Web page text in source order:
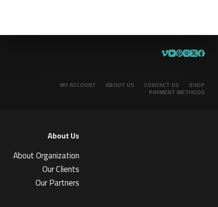
SHOP
CONTACT US
ABOUT US
MY ACCOUNT
PAYMENT METHODS
About Us
About Organization
Our Clients
Our Partners